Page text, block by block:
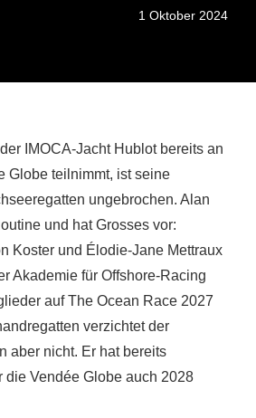
1 Oktober 2024
IMOCA-Jacht Hublot bereits an
Globe teilnimmt, ist seine
ungebrochen. Alan
und hat Grosses vor:
Koster und Élodie-Jane Mettraux
Akademie für Offshore-Racing
auf The Ocean Race 2027
verzichtet der
aber nicht. Er hat bereits
die Vendée Globe auch 2028